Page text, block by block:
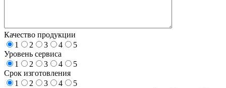
Качество продукции
1
2 3 4
5
Уровень сервиса
1
2 3 4
5
Срок изготовления
1
2 3 4
5